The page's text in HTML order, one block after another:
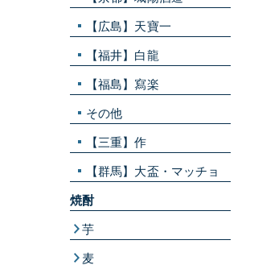
【広島】天寶一
【福井】白龍
【福島】寫楽
その他
【三重】作
【群馬】大盃・マッチョ
焼酎
芋
麦